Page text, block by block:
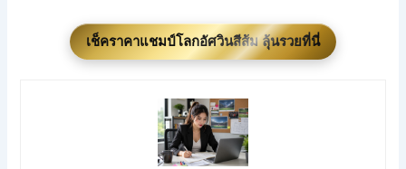
เช็คราคาแชมป์โลกอัศวินสีส้ม ลุ้นรวยที่นี่